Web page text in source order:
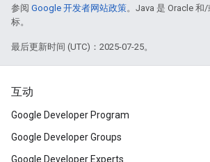
参阅 Google 开发者网站政策。Java 是 Oracle 和
标。
最后更新时间 (UTC)：2025-07-25。
互动
Google Developer Program
Google Developer Groups
Google Developer Experts